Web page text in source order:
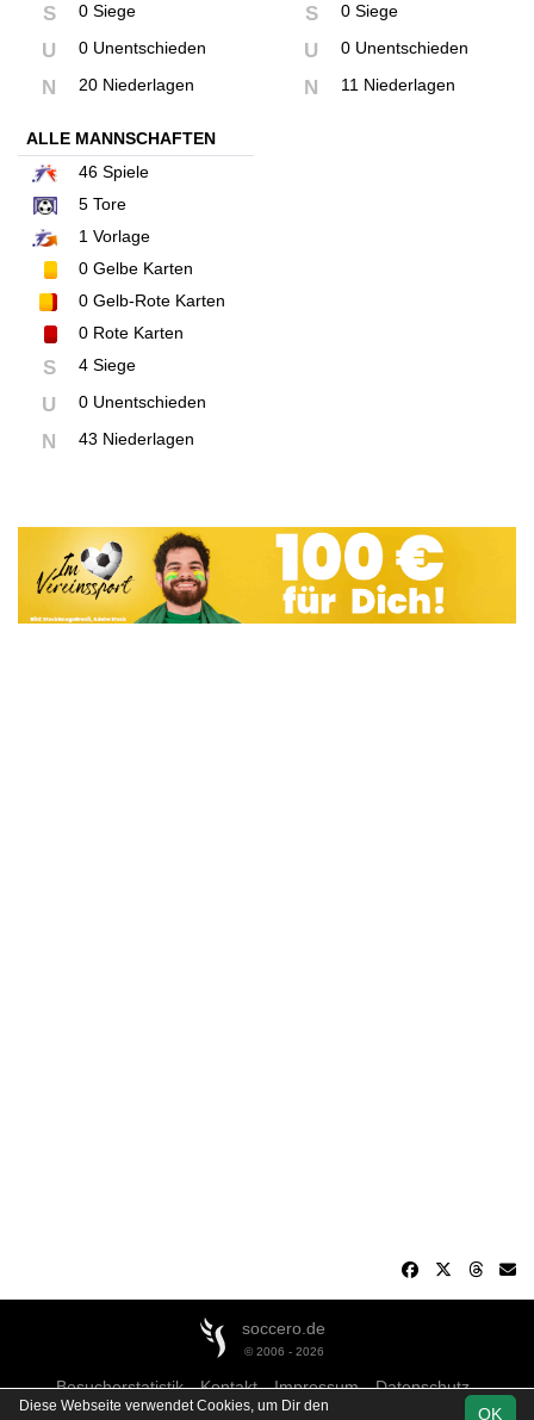
S 0 Siege
U 0 Unentschieden
N 20 Niederlagen
S 0 Siege
U 0 Unentschieden
N 11 Niederlagen
ALLE MANNSCHAFTEN
46 Spiele
5 Tore
1 Vorlage
0 Gelbe Karten
0 Gelb-Rote Karten
0 Rote Karten
S 4 Siege
U 0 Unentschieden
N 43 Niederlagen
soccero.de
© 2006 - 2026
Besucherstatistik Kontakt Impressum
Datenschutz
OK
Diese Webseite verwendet Cookies, um Dir den